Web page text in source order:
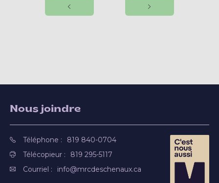
Nous joindre
Téléphone :
819 840-0704
Télécopieur :
819 295-5117
Courriel :
info@mrcdeschenaux.ca